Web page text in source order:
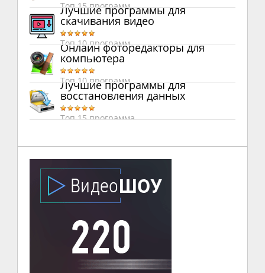
Топ 15 программ
Лучшие программы для
скачивания видео
Топ 10 программ
Онлайн фоторедакторы для
компьютера
Топ 10 программ
Лучшие программы для
восстановления данных
Топ 15 программа